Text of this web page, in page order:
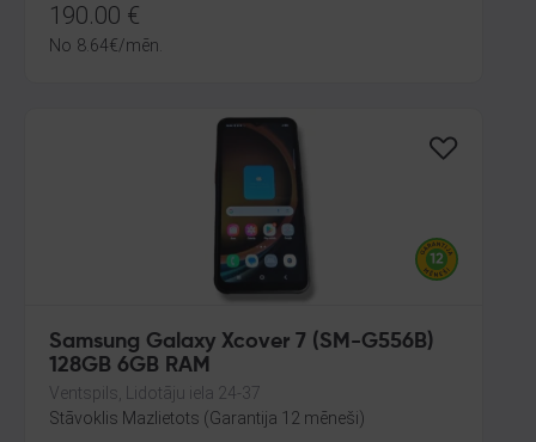
190.00 €
No 8.64€/mēn.
Samsung Galaxy Xcover 7 (SM-G556B)
128GB 6GB RAM
Ventspils, Lidotāju iela 24-37
Stāvoklis Mazlietots (Garantija 12 mēneši)